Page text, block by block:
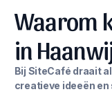
Waarom
in
Bij SiteCafé draait
creatieve ideeën